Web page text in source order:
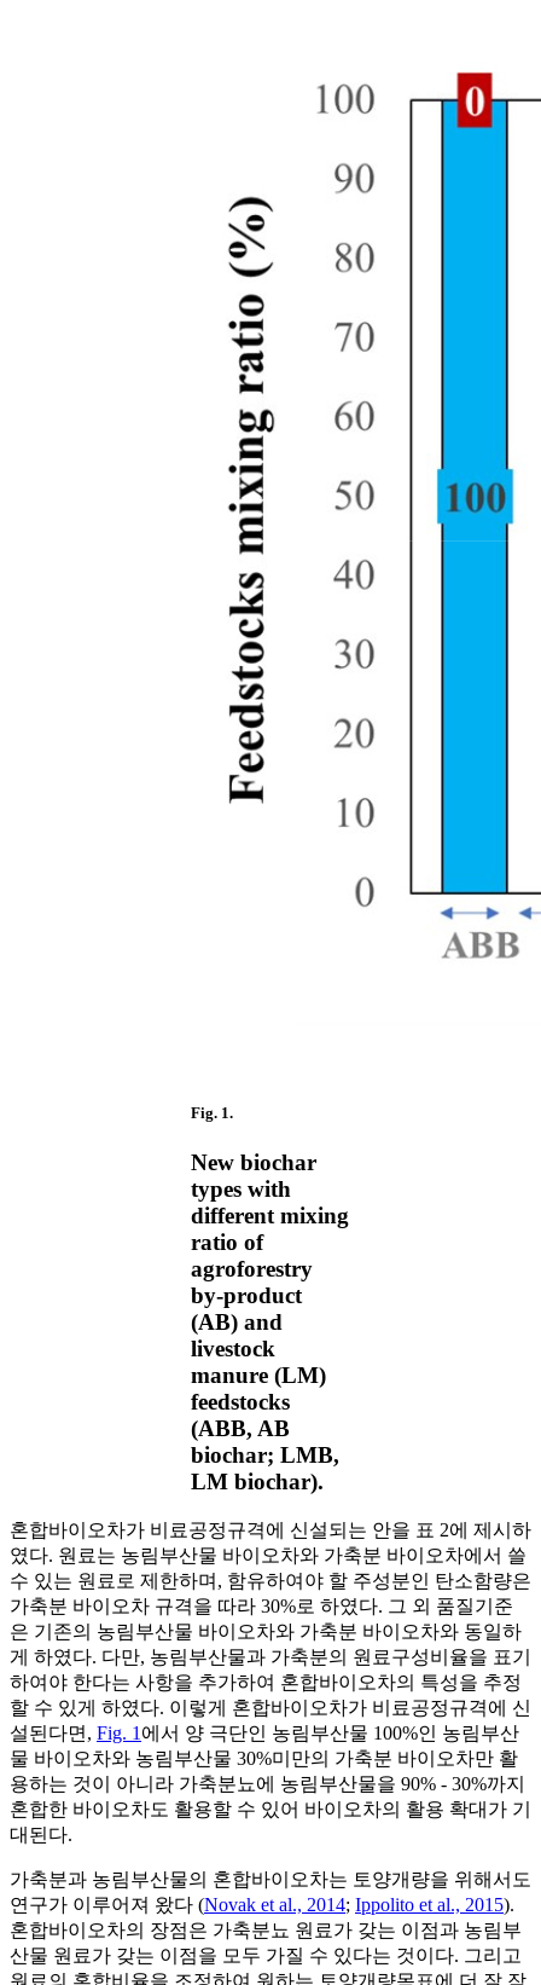
Fig. 1.
New biochar
types with
different mixing
ratio of
agroforestry
by-product
(AB) and
livestock
manure (LM)
feedstocks
(ABB, AB
biochar; LMB,
LM biochar).
혼합바이오차가 비료공정규격에 신설되는 안을 표 2에 제시하
였다. 원료는 농림부산물 바이오차와 가축분 바이오차에서 쓸
수 있는 원료로 제한하며, 함유하여야 할 주성분인 탄소함량은
가축분 바이오차 규격을 따라 30%로 하였다. 그 외 품질기준
은 기존의 농림부산물 바이오차와 가축분 바이오차와 동일하
게 하였다. 다만, 농림부산물과 가축분의 원료구성비율을 표기
하여야 한다는 사항을 추가하여 혼합바이오차의 특성을 추정
할 수 있게 하였다. 이렇게 혼합바이오차가 비료공정규격에 신
설된다면, Fig. 1 에서 양 극단인 농림부산물 100%인 농림부산
물 바이오차와 농림부산물 30%미만의 가축분 바이오차만 활
용하는 것이 아니라 가축분뇨에 농림부산물을 90% - 30%까지
혼합한 바이오차도 활용할 수 있어 바이오차의 활용 확대가 기
대된다.
가축분과 농림부산물의 혼합바이오차는 토양개량을 위해서도
연구가 이루어져 왔다 (Novak et al., 2014; Ippolito et al., 2015).
혼합바이오차의 장점은 가축분뇨 원료가 갖는 이점과 농림부
산물 원료가 갖는 이점을 모두 가질 수 있다는 것이다. 그리고
원료의 혼합비율을 조정하여 원하는 토양개량목표에 더 잘 작